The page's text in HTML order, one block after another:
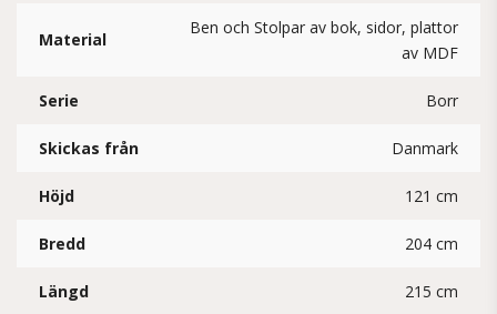
Material
Ben och Stolpar av bok, sidor, plattor
av MDF
Serie Borr
Skickas från Danmark
Höjd 121 cm
Bredd 204 cm
Längd 215 cm